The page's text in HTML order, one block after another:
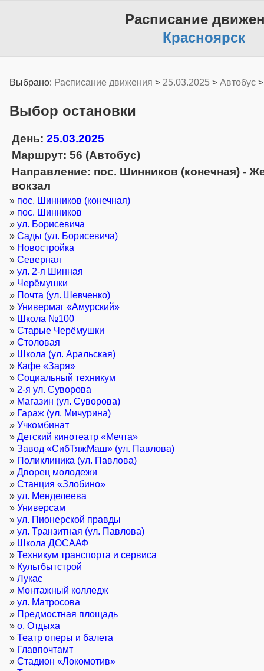
Расписание
Красноярск
Выбрано: Расписание движения > 25.03.2025 > Автобус
Выбор остановки
День: 25.03.2025
Маршрут: 56 (Автобус)
Направление: пос. Шинников (конечная) -
вокзал
» пос. Шинников (конечная)
» пос. Шинников
» ул. Борисевича
» Сады (ул. Борисевича)
» Новостройка
» Северная
» ул. 2-я Шинная
» Черёмушки
» Почта (ул. Шевченко)
» Универмаг «Амурский»
» Школа №100
» Старые Черёмушки
» Столовая
» Школа (ул. Аральская)
» Кафе «Заря»
» Социальный техникум
» 2-я ул. Суворова
» Магазин (ул. Суворова)
» Гараж (ул. Мичурина)
» Учкомбинат
» Детский кинотеатр «Мечта»
» Завод «СибТяжМаш» (ул. Павлова)
» Поликлиника (ул. Павлова)
» Дворец молодежи
» Станция «Злобино»
» ул. Менделеева
» Универсам
» ул. Пионерской правды
» ул. Транзитная (ул. Павлова)
» Школа ДОСААФ
» Техникум транспорта и сервиса
» Культбытстрой
» Лукас
» Монтажный колледж
» ул. Матросова
» Предмостная площадь
» о. Отдыха
» Театр оперы и балета
» Главпочтамт
» Стадион «Локомотив»